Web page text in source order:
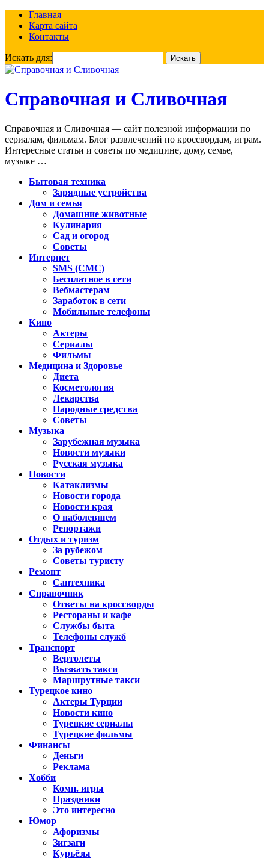
Главная
Карта сайта
Контакты
Искать для:
Справочная и Сливочная
Справочная и Сливочная — сайт полезной информации по
сериалам, фильмам. Блог развлечений по кроссвордам, играм.
Интересные статьи и советы по медицине, дому, семье,
музыке …
Бытовая техника
Зарядные устройства
Дом и семья
Домашние животные
Кулинария
Сад и огород
Советы
Интернет
SMS (СМС)
Бесплатное в сети
Вебмастерам
Заработок в сети
Мобильные телефоны
Кино
Актеры
Сериалы
Фильмы
Медицина и Здоровье
Диета
Косметология
Лекарства
Народные средства
Советы
Музыка
Зарубежная музыка
Новости музыки
Русская музыка
Новости
Катаклизмы
Новости города
Новости края
О наболевшем
Репортажи
Отдых и туризм
За рубежом
Советы туристу
Ремонт
Сантехника
Справочник
Ответы на кроссворды
Рестораны и кафе
Службы быта
Телефоны служб
Транспорт
Вертолеты
Вызвать такси
Маршрутные такси
Турецкое кино
Актеры Турции
Новости кино
Турецкие сериалы
Турецкие фильмы
Финансы
Деньги
Реклама
Хобби
Комп. игры
Праздники
Это интересно
Юмор
Афоризмы
Зигзаги
Курьёзы